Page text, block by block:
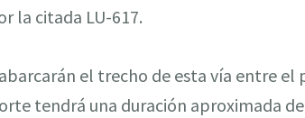
la citada LU-617.
el trecho de esta vía entre
tendrá una duración aproximada